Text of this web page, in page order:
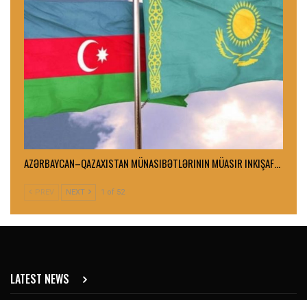
AZƏRBAYCAN–QAZAXISTAN MÜNASIBƏTLƏRININ MÜASIR INKIŞAF…
PREV NEXT 1 of 52
LATEST NEWS